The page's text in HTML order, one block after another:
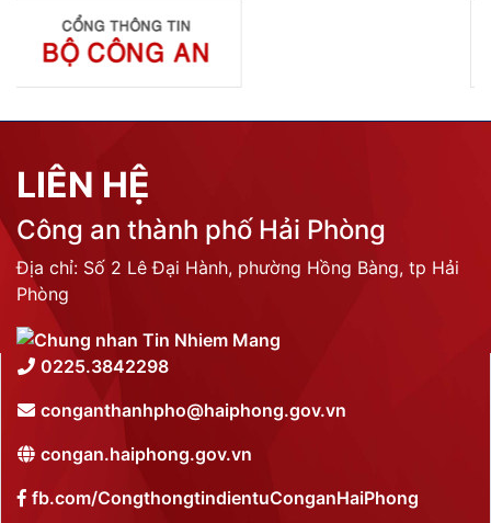
LIÊN HỆ
Công an thành phố Hải Phòng
Địa chỉ: Số 2 Lê Đại Hành, phường Hồng Bàng, tp Hải
Phòng
0225.3842298
conganthanhpho@haiphong.gov.vn
congan.haiphong.gov.vn
fb.com/CongthongtindientuConganHaiPhong